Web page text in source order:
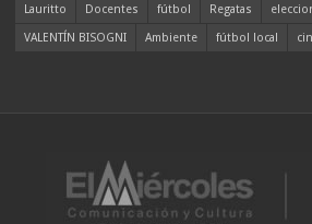
Lauritto
Docentes fútbol Regatas
VALENTÍN BISOGNI
Ambiente fútbol local